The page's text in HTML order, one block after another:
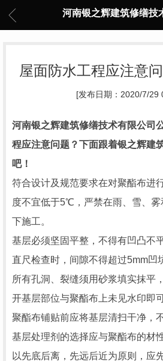
河南银之辉建筑修缮技
屋面防水工程应注意
[发布日期：2020/7/29
河南银之辉建筑修缮技术有限公司
程应注意问题？下面跟着银之辉建
吧！
符合设计及规范要求在对聚酯布进
度不宜低于5℃，严禁在雨、雪、
下施工。
基层必须坚固平整，不得有凹凸不
直尺检查时，间隙不得超过5mm凹
所有孔洞、裂缝须用砂浆填实抹平
开基层部位与聚酯布上未见水印即可
聚酯布铺贴前应将基层清扫干净，
基层处理剂的选择应与聚酯布的材
以先底后离，先远后近为原则，应